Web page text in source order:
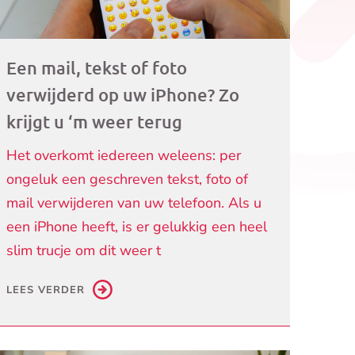
Een mail, tekst of foto
verwijderd op uw iPhone? Zo
krijgt u ‘m weer terug
Het overkomt iedereen weleens: per
ongeluk een geschreven tekst, foto of
mail verwijderen van uw telefoon. Als u
een iPhone heeft, is er gelukkig een heel
slim trucje om dit weer t
LEES VERDER